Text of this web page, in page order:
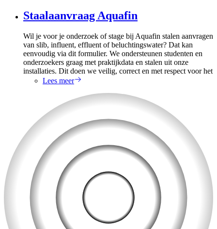
Staalaanvraag Aquafin
Wil je voor je onderzoek of stage bij Aquafin stalen aanvragen
van slib, influent, effluent of beluchtingswater? Dat kan
eenvoudig via dit formulier. We ondersteunen studenten en
onderzoekers graag met praktijkdata en stalen uit onze
installaties. Dit doen we veilig, correct en met respect voor het
Lees meer